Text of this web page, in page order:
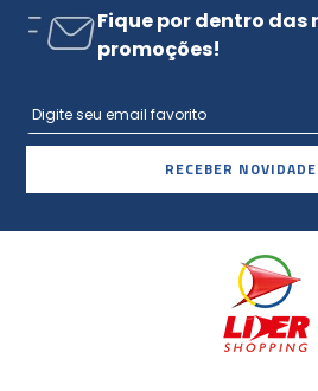
Fique por dentro das
promoções!
RECEBER